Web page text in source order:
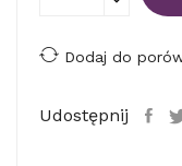
Dodaj do
Udostępnij